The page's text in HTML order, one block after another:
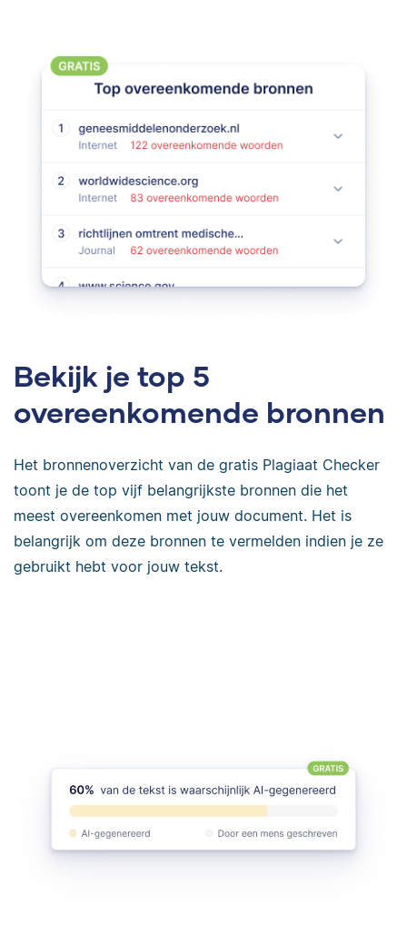
Bekijk je top 5
overeenkomende bronnen
Het bronnenoverzicht van de gratis Plagiaat Checker
toont je de top vijf belangrijkste bronnen die het
meest overeenkomen met jouw document. Het is
belangrijk om deze bronnen te vermelden indien je ze
gebruikt hebt voor jouw tekst.